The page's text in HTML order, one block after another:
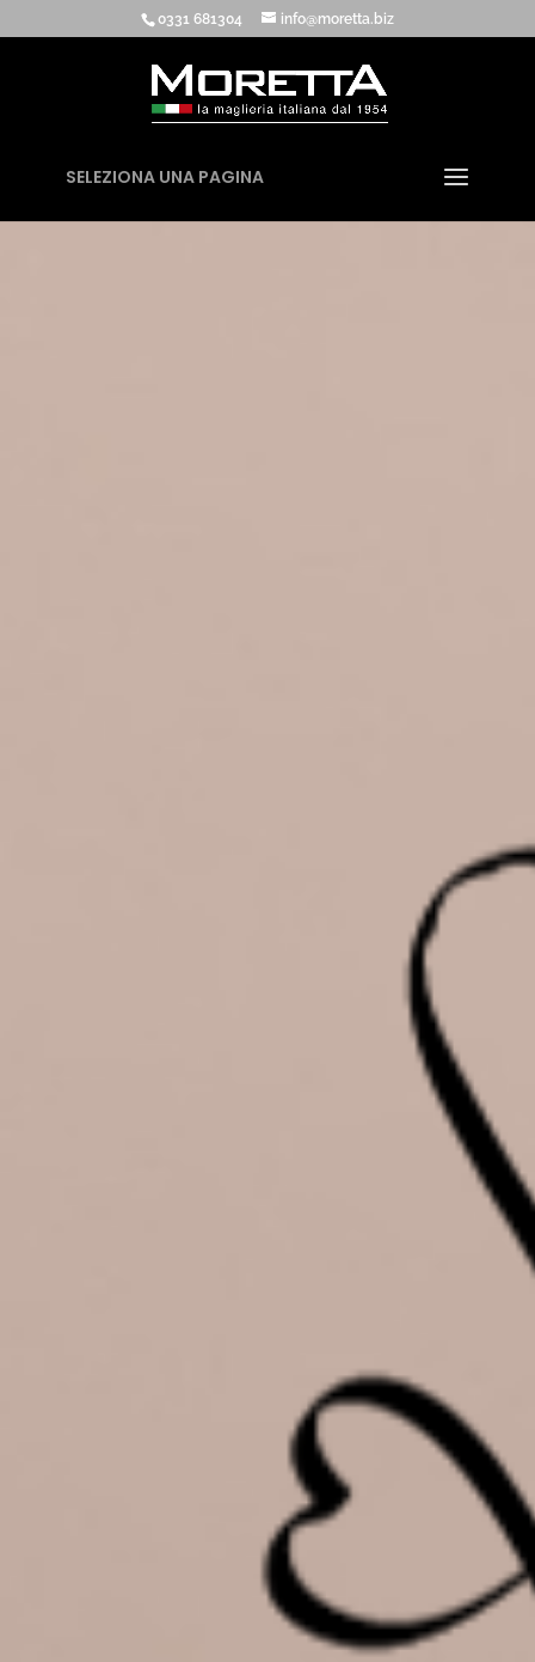
0331 681304 info@moretta.biz
SELEZIONA UNA PAGINA